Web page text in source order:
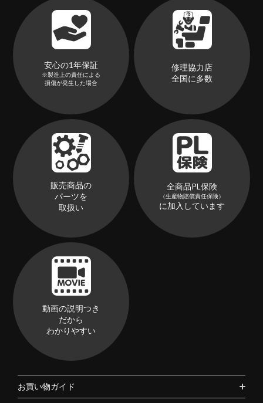
安心の1年保証
※製造上の責任による
損傷が発生した場合
修理協力店
全国に多数
販売商品の
パーツを
取扱い
全商品PL保険
（生産物賠償責任保険）
に加入しています
動画の説明つき
だから
わかりやすい
お買い物ガイド